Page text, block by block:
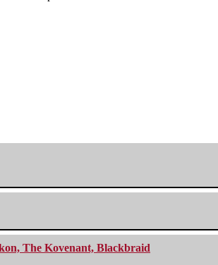
The Kovenant, Blackbraid